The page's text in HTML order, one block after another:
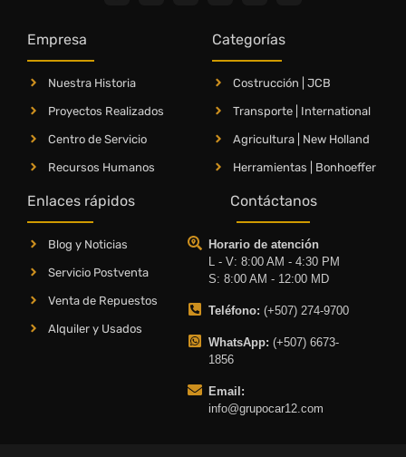
Empresa
Nuestra Historia
Proyectos Realizados
Centro de Servicio
Recursos Humanos
Categorías
Costrucción | JCB
Transporte | International
Agricultura | New Holland
Herramientas | Bonhoeffer
Enlaces rápidos
Blog y Noticias
Servicio Postventa
Venta de Repuestos
Alquiler y Usados
Contáctanos
Horario de atención
L - V: 8:00 AM - 4:30 PM
S: 8:00 AM - 12:00 MD
Teléfono: (+507) 274-9700
WhatsApp: (+507) 6673-
1856
Email:
info@grupocar12.com